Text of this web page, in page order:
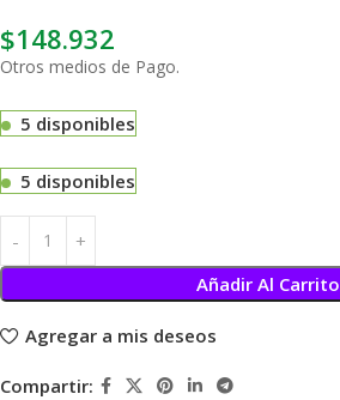
$148.932
Otros medios de Pago.
5 disponibles
5 disponibles
Añadir Al Carrito
Agregar a mis deseos
Compartir: